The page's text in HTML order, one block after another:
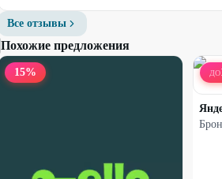
Все отзывы
Похожие предложения
15% ДО